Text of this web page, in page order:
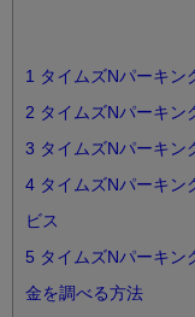
1 タイムズNパーキン
2 タイムズNパーキン
3 タイムズNパーキン
4 タイムズNパーキン
ビス
5 タイムズNパーキン
金を調べる方法